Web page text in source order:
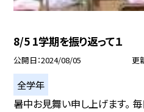
8/5 1学期を振り返って１
公開日 2024/08/05 更
全学年
暑中お見舞い申し上げます。